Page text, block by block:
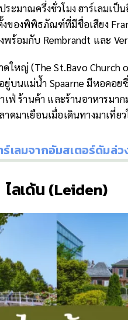
ะมาณครึ่งชั่วโมง ฮาร์เลมเป็
องพิพิธภัณฑ์ที่มีชื่อเสียง
พร้อมกับ Rembrandt และ
ใหญ่ (The St.Bavo Church
อยู่บนแม่น้ำ Spaarne มีหอคอ
เฟ่ ร้านค้า และร้านอาหารม
ดมาเยือนเมื่อเดินทางมาเที่ย
เลมจากอัมสเตอร์ดัมล่
ไลเด้น (Leiden)